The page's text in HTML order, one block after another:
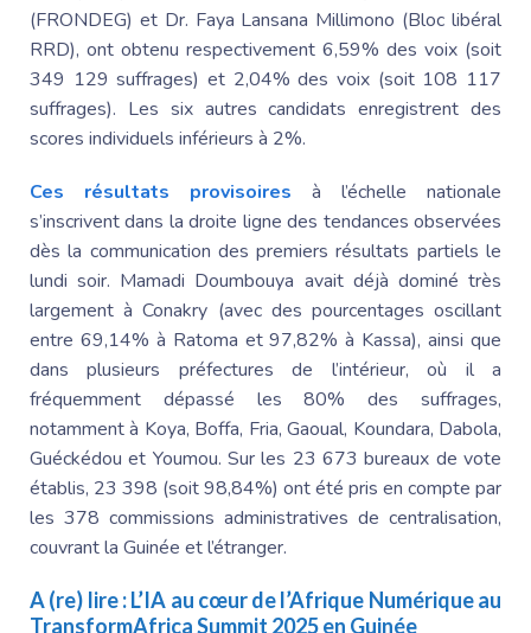
(FRONDEG) et Dr. Faya Lansana Millimono (Bloc libéral
RRD), ont obtenu respectivement 6,59% des voix (soit
349 129 suffrages) et 2,04% des voix (soit 108 117
suffrages). Les six autres candidats enregistrent des
scores individuels inférieurs à 2%.
Ces résultats provisoires à l’échelle nationale
s’inscrivent dans la droite ligne des tendances observées
dès la communication des premiers résultats partiels le
lundi soir. Mamadi Doumbouya avait déjà dominé très
largement à Conakry (avec des pourcentages oscillant
entre 69,14% à Ratoma et 97,82% à Kassa), ainsi que
dans plusieurs préfectures de l’intérieur, où il a
fréquemment dépassé les 80% des suffrages,
notamment à Koya, Boffa, Fria, Gaoual, Koundara, Dabola,
Guéckédou et Youmou. Sur les 23 673 bureaux de vote
établis, 23 398 (soit 98,84%) ont été pris en compte par
les 378 commissions administratives de centralisation,
couvrant la Guinée et l’étranger.
A (re) lire :L’IA au cœur de l’Afrique Numériqueau
TransformAfrica Summit 2025 en Guinée